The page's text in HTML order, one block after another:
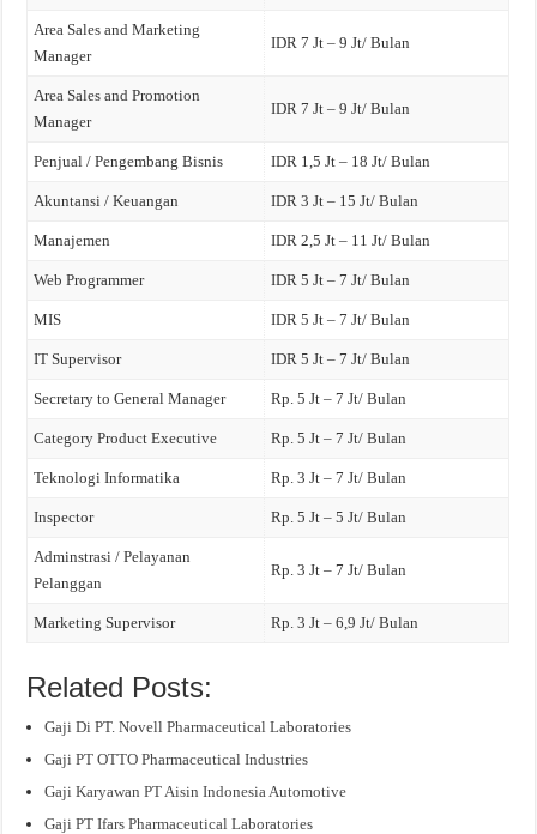
Area Sales and Marketing
Manager
IDR 7 Jt – 9 Jt/ Bulan
Area Sales and Promotion
Manager
IDR 7 Jt – 9 Jt/ Bulan
Penjual / Pengembang Bisnis IDR 1,5 Jt – 18 Jt/ Bulan
Akuntansi / Keuangan IDR 3 Jt – 15 Jt/ Bulan
Manajemen IDR 2,5 Jt – 11 Jt/ Bulan
Web Programmer IDR 5 Jt – 7 Jt/ Bulan
MIS IDR 5 Jt – 7 Jt/ Bulan
IT Supervisor IDR 5 Jt – 7 Jt/ Bulan
Secretary to General Manager Rp. 5 Jt – 7 Jt/ Bulan
Category Product Executive Rp. 5 Jt – 7 Jt/ Bulan
Teknologi Informatika Rp. 3 Jt – 7 Jt/ Bulan
Inspector Rp. 5 Jt – 5 Jt/ Bulan
Adminstrasi / Pelayanan
Pelanggan
Rp. 3 Jt – 7 Jt/ Bulan
Marketing Supervisor Rp. 3 Jt – 6,9 Jt/ Bulan
Related Posts:
Gaji Di PT. Novell Pharmaceutical Laboratories
Gaji PT OTTO Pharmaceutical Industries
Gaji Karyawan PT Aisin Indonesia Automotive
Gaji PT Ifars Pharmaceutical Laboratories